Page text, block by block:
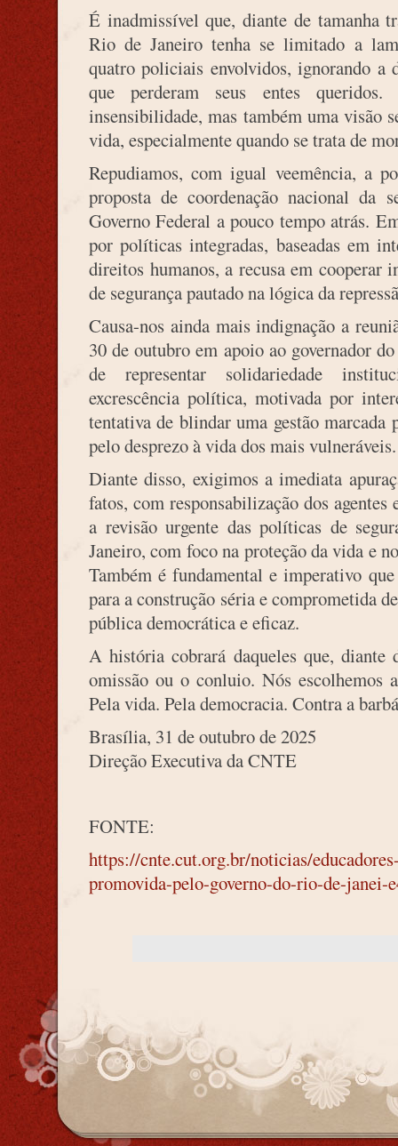
É inadmissível que, diante de tamanha
Rio de Janeiro tenha se limitado a
quatro policiais envolvidos, ignorando
que perderam seus entes
insensibilidade, mas também uma visão
vida, especialmente quando se trata de
Repudiamos, com igual veemência, a
proposta de coordenação nacional da
Governo Federal a pouco tempo atrás.
por políticas integradas, baseadas em
direitos humanos, a recusa em cooperar
de segurança pautado na lógica da
Causa-nos ainda mais indignação a
30 de outubro em apoio ao governador
de representar solidariedade
excrescência política, motivada por
tentativa de blindar uma gestão marcada
pelo desprezo à vida dos mais vulneráveis.
Diante disso, exigimos a imediata
fatos, com responsabilização dos
a revisão urgente das políticas de
Janeiro, com foco na proteção da vida e
Também é fundamental e imperativo
para a construção séria e comprometida
pública democrática e eficaz.
A história cobrará daqueles que,
omissão ou o conluio. Nós escolhemos
Pela vida. Pela democracia. Contra a
Brasília, 31 de outubro de 2025
Direção Executiva da CNTE
FONTE:
https://cnte.cut.org.br/noticias/
promovida-pelo-governo-do-rio-de-janei-